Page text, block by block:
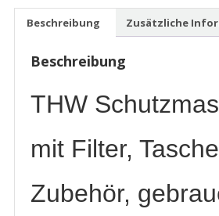
u.Tasche
gebraucht
Menge
Beschreibung Zusätzliche
Beschreibung
THW
mit Filter,
Zubehör,